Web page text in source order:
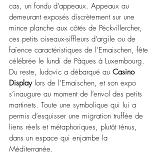
cas, un fondu d’appeaux. Appeaux au
demeurant exposés discrètement sur une
mince planche aux côtés de Péckvillercher,
ces petits oiseaux-siffleurs d’argile ou de
faïence caractéristiques de l’Emaischen, fête
célébrée le lundi de Pâques à Luxembourg.
Du reste, ludovic a débarqué au Casino
Display lors de l’Emaischen, et son expo
s’inaugure au moment de l’envol des petits
martinets. Toute une symbolique qui lui a
permis d’esquisser une migration truffée de
liens réels et métaphoriques, plutôt ténus,
dans un espace qui enjambe la
Méditerranée.